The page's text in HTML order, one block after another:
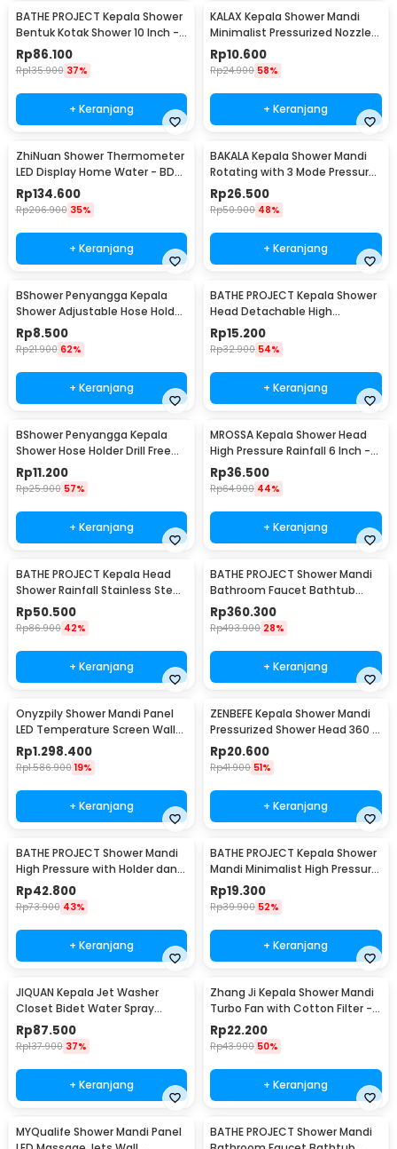
BATHE PROJECT Kepala Shower
Bentuk Kotak Shower 10 Inch -
F10BXGDP
Rp86.100
Rp135.900 37%
+ Keranjang
KALAX Kepala Shower Mandi
Minimalist Pressurized Nozzle -
K001
Rp10.600
Rp24.900 58%
+ Keranjang
ZhiNuan Shower Thermometer
LED Display Home Water - BD-
LS-01
Rp134.600
Rp206.900 35%
+ Keranjang
BAKALA Kepala Shower Mandi
Rotating with 3 Mode Pressure
- BR-2223
Rp26.500
Rp50.900 48%
+ Keranjang
BShower Penyangga Kepala
Shower Adjustable Hose Holder
1/2 Inch - BR-201
Rp8.500
Rp21.900 62%
+ Keranjang
BATHE PROJECT Kepala Shower
Head Detachable High
Pressure Water Saving - BR-
230
Rp15.200
Rp32.900 54%
+ Keranjang
BShower Penyangga Kepala
Shower Hose Holder Drill Free
Selang 1/2 Inch - A-0081
Rp11.200
Rp25.900 57%
+ Keranjang
MROSSA Kepala Shower Head
High Pressure Rainfall 6 Inch -
30LYH
Rp36.500
Rp64.900 44%
+ Keranjang
BATHE PROJECT Kepala Head
Shower Rainfall Stainless Steel
Square 8Inch - 201
Rp50.500
Rp86.900 42%
+ Keranjang
BATHE PROJECT Shower Mandi
Bathroom Faucet Bathtub
Mixer 3 Way - B002
Rp360.300
Rp493.900 28%
+ Keranjang
Onyzpily Shower Mandi Panel
LED Temperature Screen Wall
Mounted - 8006
Rp1.298.400
Rp1.586.900 19%
+ Keranjang
ZENBEFE Kepala Shower Mandi
Pressurized Shower Head 360 -
ZE360
Rp20.600
Rp41.900 51%
+ Keranjang
BATHE PROJECT Shower Mandi
High Pressure with Holder dan
Selang - K003
Rp42.800
Rp73.900 43%
+ Keranjang
BATHE PROJECT Kepala Shower
Mandi Minimalist High Pressure
5 Mode - K003
Rp19.300
Rp39.900 52%
+ Keranjang
JIQUAN Kepala Jet Washer
Closet Bidet Water Spray
Stainless Steel - T103
Rp87.500
Rp137.900 37%
+ Keranjang
Zhang Ji Kepala Shower Mandi
Turbo Fan with Cotton Filter -
C193
Rp22.200
Rp43.900 50%
+ Keranjang
MYQualife Shower Mandi Panel
BATHE PROJECT Shower Mandi